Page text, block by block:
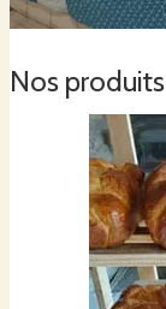
Nos produits